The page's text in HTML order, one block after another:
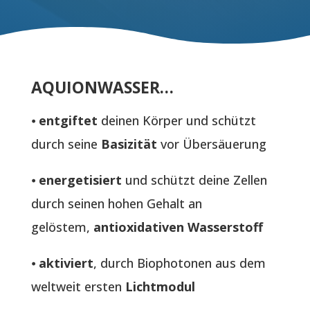
AQUIONWASSER…
⦁ entgiftet deinen Körper und schützt
durch seine Basizität vor Übersäuerung
⦁ energetisiert und schützt deine Zellen
durch seinen hohen Gehalt an
gelöstem, antioxidativen Wasserstoff
⦁ aktiviert, durch Biophotonen aus dem
weltweit ersten Lichtmodul